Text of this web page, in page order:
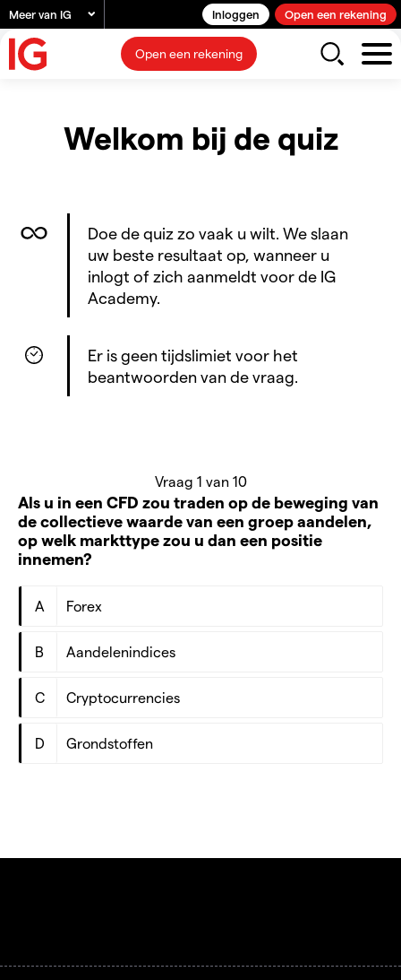
Meer van IG Inloggen Open een rekening
Open een rekening
Welkom bij de quiz
Doe de quiz zo vaak u wilt. We slaan
uw beste resultaat op, wanneer u
inlogt of zich aanmeldt voor de IG
Academy.
Er is geen tijdslimiet voor het
beantwoorden van de vraag.
Vraag 1 van 10
Als u in een CFD zou traden op de beweging van
de collectieve waarde van een groep aandelen,
op welk markttype zou u dan een positie
innemen?
A Forex
B Aandelenindices
C Cryptocurrencies
D Grondstoffen